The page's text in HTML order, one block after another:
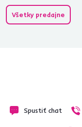
Všetky predajne
Spustiť chat